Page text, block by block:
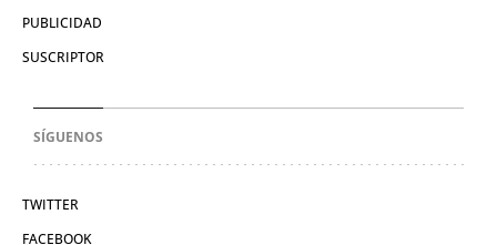
PUBLICIDAD
SUSCRIPTOR
SÍGUENOS
TWITTER
FACEBOOK